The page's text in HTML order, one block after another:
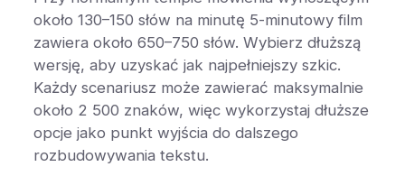
około 130–150 słów na minutę 5-minutowy film
zawiera około 650–750 słów. Wybierz dłuższą
wersję, aby uzyskać jak najpełniejszy szkic.
Każdy scenariusz może zawierać maksymalnie
około 2 500 znaków, więc wykorzystaj dłuższe
opcje jako punkt wyjścia do dalszego
rozbudowywania tekstu.